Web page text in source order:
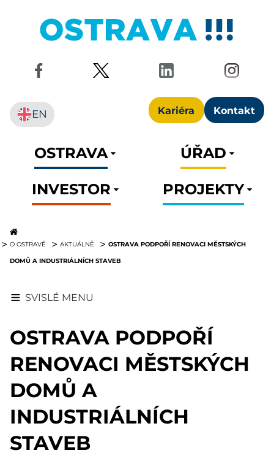
Kariéra Kontakt
EN
OSTRAVA
ÚŘAD
INVESTOR
PROJEKTY
O OSTRAVĚ AKTUÁLNĚ
OSTRAVA PODPOŘÍ RENOVACI MĚSTSKÝCH
DOMŮ A INDUSTRIÁLNÍCH STAVEB
SVISLÉ MENU
OSTRAVA PODPOŘÍ
RENOVACI MĚSTSKÝCH
DOMŮ A
INDUSTRIÁLNÍCH
STAVEB